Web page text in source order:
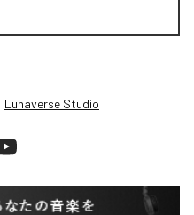
Lunaverse Studio